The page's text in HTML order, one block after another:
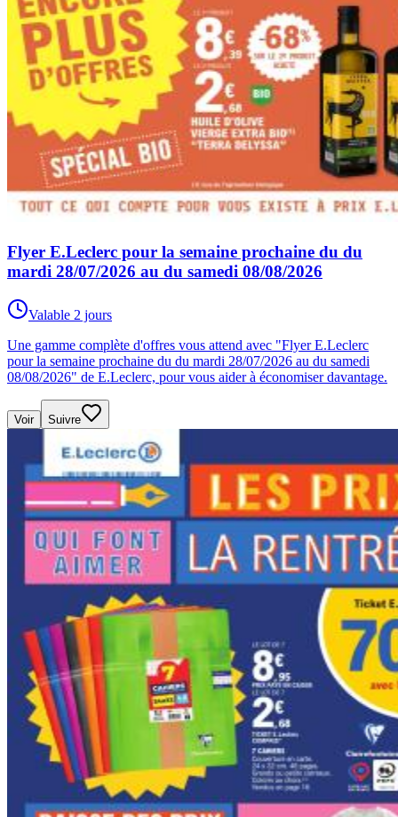
Flyer E.Leclerc pour la semaine prochaine du du
mardi 28/07/2026 au du samedi 08/08/2026
Valable 2 jours
Une gamme complète d'offres vous attend avec "Flyer E.Leclerc
pour la semaine prochaine du du mardi 28/07/2026 au du samedi
08/08/2026" de E.Leclerc, pour vous aider à économiser davantage.
Voir Suivre